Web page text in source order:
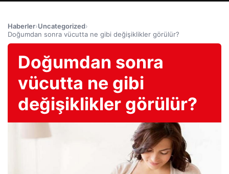
Haberler›Uncategorized›
Doğumdan sonra vücutta ne gibi değişiklikler görülür?
Doğumdan sonra
vücutta ne gibi
değişiklikler görülür?